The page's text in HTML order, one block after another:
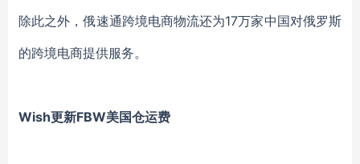
除此之外，俄速通跨境电商物流还为17万家中国对俄罗斯
的跨境电商提供服务。
Wish更新FBW美国仓运费